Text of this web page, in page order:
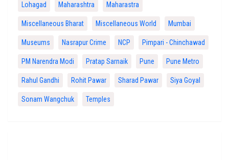
Lohagad Maharashtra Maharastra
Miscellaneous Bharat Miscellaneous World Mumbai
Museums Nasrapur Crime NCP Pimpari - Chinchawad
PM Narendra Modi Pratap Sarnaik Pune Pune Metro
Rahul Gandhi Rohit Pawar Sharad Pawar Siya Goyal
Sonam Wangchuk Temples